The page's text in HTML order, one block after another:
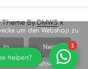
Theme ByDMWSx
um den Webshop zu
Ja Nein
Sie bitte unsere